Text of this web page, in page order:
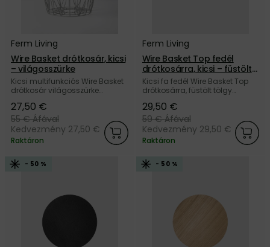
Ferm Living
Wire Basket drótkosár, kicsi
– világosszürke
Kicsi multifunkciós Wire Basket
drótkosár világosszürke
márkától.
27,50 €
55 €Áfával
Kedvezmény 27,50 €
Raktáron
Ferm Living
Wire Basket Top fedél
drótkosárra, kicsi – füstölt
tölgy
Kicsi fa fedél Wire Basket Top
drótkosárra, füstölt tölgy
márkától. Utoljára elérhető,
vásároljon még ma!
29,50 €
59 €Áfával
Kedvezmény 29,50 €
Raktáron
- 50 % - 50 %